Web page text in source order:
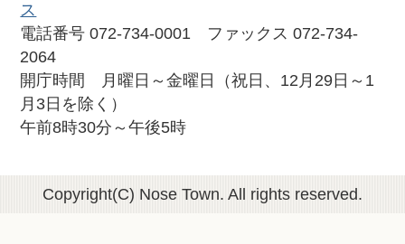
ス
電話番号 072-734-0001 ファックス 072-734-
2064
開庁時間 月曜日～金曜日（祝日、12月29日～1
月3日を除く）
午前8時30分～午後5時
Copyright(C) Nose Town. All rights reserved.